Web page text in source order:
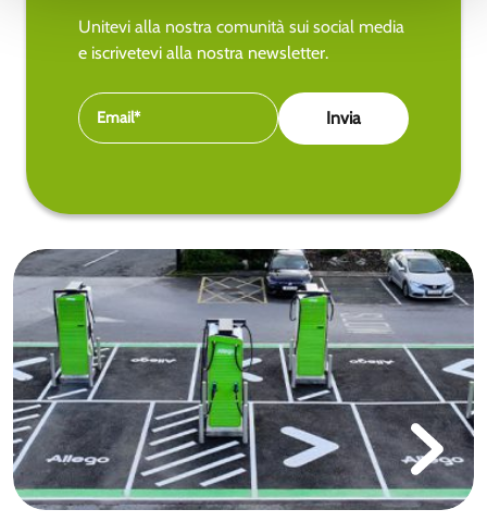
Unitevi alla nostra comunità sui social media
e iscrivetevi alla nostra newsletter.